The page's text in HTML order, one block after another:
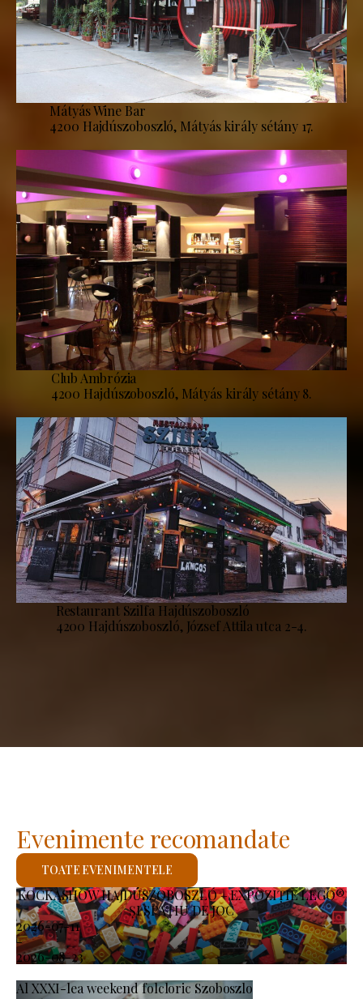
Mátyás Wine Bar
4200 Hajdúszoboszló, Mátyás király sétány 17.
Club Ambrózia
4200 Hajdúszoboszló, Mátyás király sétány 8.
Restaurant Szilfa Hajdúszoboszló
4200 Hajdúszoboszló, József Attila utca 2-4.
KOCKASHOW HAJDÚSZOBOSZLÓ – EXPOZIȚIE LEGO®
ȘI SPAȚIU DE JOC
2026-07-11
-
2026-08-23
Al XXXI-lea weekend folcloric Szoboszlo
Evenimente recomandate
TOATE EVENIMENTELE